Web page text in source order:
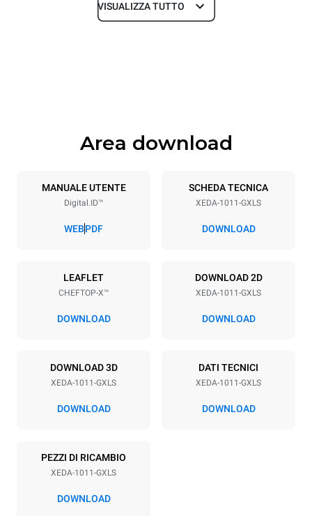
Dimensioni
Specifiche teglia
10 GN 1/1
Passo teglie
220-240V 1~ 1,8 kW
Tipo di spina
Schuko | ✓
Consumo in kWh
VISUALIZZA TUTTO
Area download
MANUALE UTENTE
Digital.ID™
WEBPDF
SCHEDA TECNICA
XEDA-1011-GXLS
DOWNLOAD
LEAFLET
CHEFTOP-X™
DOWNLOAD
DOWNLOAD 2D
XEDA-1011-GXLS
DOWNLOAD
DOWNLOAD 3D
XEDA-1011-GXLS
DOWNLOAD
DATI TECNICI
XEDA-1011-GXLS
DOWNLOAD
PEZZI DI RICAMBIO
XEDA-1011-GXLS
DOWNLOAD